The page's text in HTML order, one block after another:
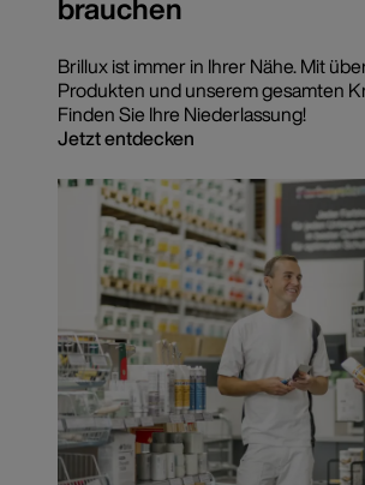
brauchen
Brillux ist immer in Ihrer Nähe. Mit
Produkten und unserem gesamten
Finden Sie Ihre Niederlassung!
Jetzt entdecken